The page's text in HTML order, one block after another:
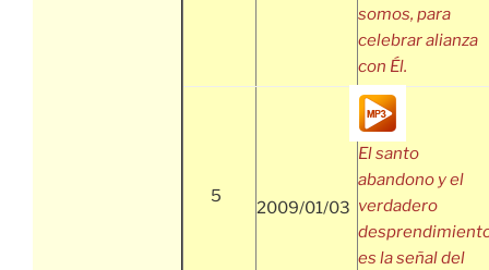
somos, para
celebrar alianza
con Él.
5
2009/01/03
El santo
abandono y el
verdadero
es la señal del